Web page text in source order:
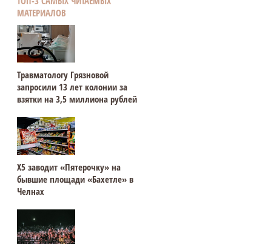
МАТЕРИАЛОВ
Травматологу Грязновой
запросили 13 лет колонии за
взятки на 3,5 миллиона рублей
Х5 заводит «Пятерочку» на
бывшие площади «Бахетле» в
Челнах